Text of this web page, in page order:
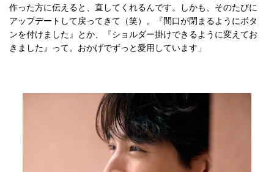
作った方に伝えると、直してくれるんです。しかも、そのたびに
アップデートして戻ってきて（笑）。『間口が閉まるようにボタ
ンを付けました』とか、『ショルダー掛けできるように変えてお
きました』って。おかげでずっと愛用しています」